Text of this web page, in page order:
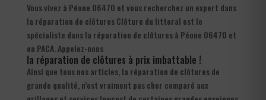
Vous vivez à Péone 06470 et vous recherchez un expert dans
la réparation de clôtures Clôture du littoral est le
spécialiste dans la réparation de clôtures à Péone 06470 et
en PACA. Appelez-nous
la réparation de clôtures à prix imbattable !
Ainsi que tous nos articles, la réparation de clôtures de
grande qualité, n’est vraiment pas cher comparé aux